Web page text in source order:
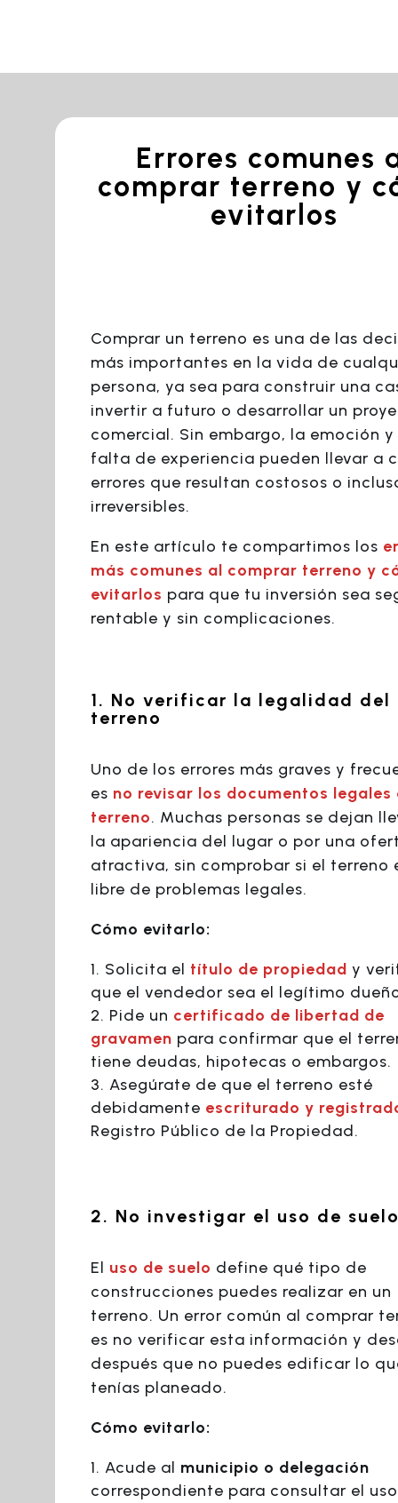
Errores comunes
comprar terreno y
evitarlos
Comprar un terreno es una de las
más importantes en la vida de
persona, ya sea para construir una
invertir a futuro o desarrollar un
comercial. Sin embargo, la emoción
falta de experiencia pueden llevar a
errores que resultan costosos o
irreversibles.
En este artículo te compartimos los
más comunes al comprar terreno y
evitarlos para que tu inversión sea
rentable y sin complicaciones.
1. No verificar la legalidad del
terreno
Uno de los errores más graves y
es no revisar los documentos legales
terreno. Muchas personas se dejan
la apariencia del lugar o por una
atractiva, sin comprobar si el terreno
libre de problemas legales.
Cómo evitarlo:
Solicita el título de propiedad y
que el vendedor sea el legítimo
Pide un certificado de libertad de
gravamen para confirmar que el
tiene deudas, hipotecas o embargos.
Asegúrate de que el terreno esté
debidamente escriturado y
Registro Público de la Propiedad.
2. No investigar el uso de
El uso de suelo define qué tipo de
construcciones puedes realizar en un
terreno. Un error común al comprar
es no verificar esta información y
después que no puedes edificar lo
tenías planeado.
Cómo evitarlo:
Acude al municipio o delegación
correspondiente para consultar el